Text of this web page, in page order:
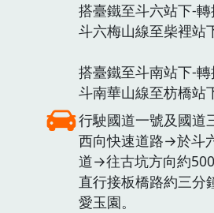
搭臺鐵至斗六站下-
斗六梅山線至柴裡站
搭臺鐵至斗南站下-
斗南華山線至枋橋站
行駛國道一號及國
西向快速道路→於斗
道→往古坑方向約
直行接板橋路約三分
愛玉園。